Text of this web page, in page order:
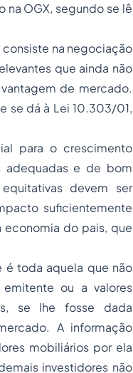
na OGX, segundo se lê
na negociação
que ainda não
de mercado.
se dá à Lei 10.303/01,
para o crescimento
adequadas e de bom
devem ser
suficientemente
do pais, que
é toda aquela que não
ou a valores
se lhe fosse dada
A informação
mobiliários por ela
investidores não